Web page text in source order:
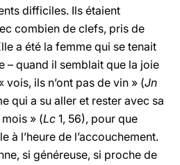
difficiles. Ils étaient
combien de clefs, pris de
a été la femme qui se tenait
– quand il semblait que la joie
ils n’ont pas de vin » (Jn
qui a su aller et rester avec sa
» (Lc 1, 56), pour que
à l’heure de l’accouchement.
si généreuse, si proche de